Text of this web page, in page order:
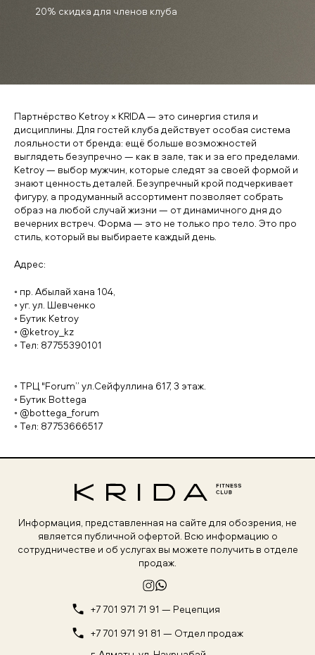
20% скидка для членов клуба
Партнёрство Ketroy × KRIDA — это синергия стиля и
дисциплины. Для гостей клуба действует особая система
лояльности от бренда: ещё больше возможностей
выглядеть безупречно — как в зале, так и за его пределами.
Ketroy — выбор мужчин, которые следят за своей формой и
знают ценность деталей. Безупречный крой подчеркивает
фигуру, а продуманный ассортимент позволяет собрать
образ на любой случай жизни — от динамичного дня до
вечерних встреч. Форма — это не только про тело. Это про
стиль, который вы выбираете каждый день.
Адрес:
◦ пр. Абылай хана 104,
◦ уг. ул. Шевченко
◦ Бутик Ketroy
◦ @ketroy_kz
◦ Тел: 87755390101
◦ ТРЦ "Forum” ул.Сейфуллина 617, 3 этаж.
◦ Бутик Bottega
◦ @bottega_forum
◦ Тел: 87753666517
Информация, представленная на сайте для обозрения, не
является публичной офертой. Всю информацию о
сотрудничестве и об услугах вы можете получить в отделе
продаж.
+7 701 971 71 91 — Рецепция
+7 701 971 91 81 — Отдел продаж